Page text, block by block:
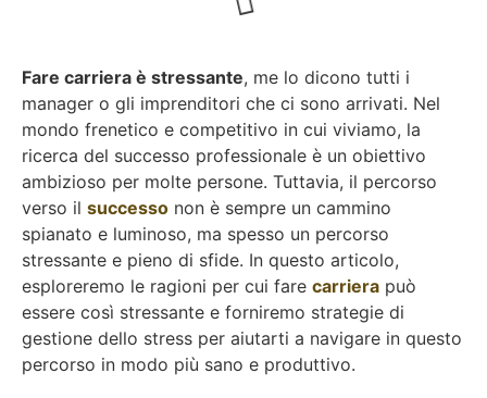
Fare carriera è stressante, me lo dicono tutti i
manager o gli imprenditori che ci sono arrivati. Nel
mondo frenetico e competitivo in cui viviamo, la
ricerca del successo professionale è un obiettivo
ambizioso per molte persone. Tuttavia, il percorso
verso il successo non è sempre un cammino
spianato e luminoso, ma spesso un percorso
stressante e pieno di sfide. In questo articolo,
esploreremo le ragioni per cui fare carriera può
essere così stressante e forniremo strategie di
gestione dello stress per aiutarti a navigare in questo
percorso in modo più sano e produttivo.